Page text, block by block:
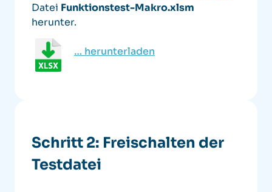
Datei Funktionstest-Makro.xlsm
herunter.
… herunterladen
Schritt 2: Freischalten der
Testdatei